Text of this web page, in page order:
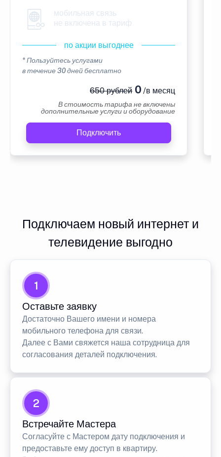
мобильная связь
не включена в тариф
по акции выгоднее
* Пользуйтесь услугами
в течение 30 дней бесплатно
650 рублей0 /в месяц
В стоимость тарифа не включены
дополнительные услуги и оборудование
Подключить
Подключаем новый интернет и
телевидение выгодно
1
Оставьте заявку
Достаточно Вашего имени и номера
мобильного телефона для связи.
Далее с Вами свяжется наша сотрудница для
согласования деталей подключения.
2
Встречайте Мастера
Согласуйте с Мастером дату подключения и
предоставьте ему доступ в квартиру.